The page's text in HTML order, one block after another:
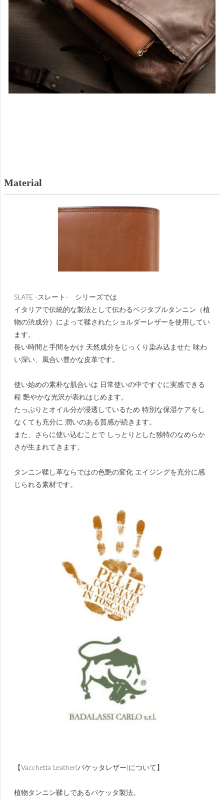
Material
SLATE -スレート- シリーズでは
イタリアで伝統的な製法として伝わるベジタブルタンニン（植
物の渋成分）によって鞣されたショルダーレザーを使用してい
ます。
長い時間と手間をかけ 天然成分をじっくり染み込ませた 味わ
い深い、風合い豊かな皮革です。
使い始めの素朴な肌合いは 日常使いの中ですぐに実感できる
程 艶やかな光沢が表れはじめます。
たっぷりとオイル分が浸透しているため 特別な保湿ケアをし
なくても充分に 潤いのある質感が続きます。
また、さらに使い込むことで しっとりとした独特のなめらか
さが生まれてきます。
タンニン鞣し革ならではの色艶の変化 エイジングを充分に感
じられる素材です。
【Vacchetta Leather(バケッタレザー)について】
植物タンニン鞣しであるバケッタ製法。